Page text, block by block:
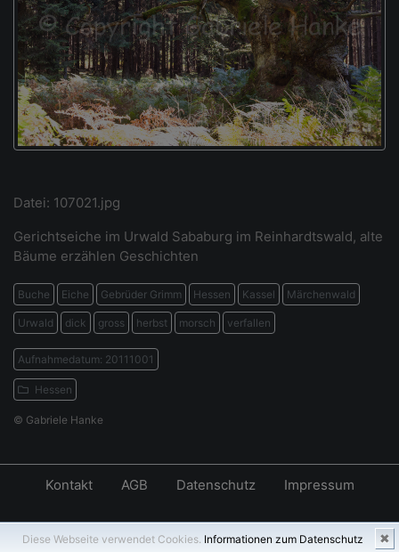
Diese Webseite verwendet Cookies. Informationen zum Datenschutz ✖
Datei: 107021.jpg
Gerichtseiche im Urwald Sababurg im Reinhardtswald, alte
Bäume erzählen Geschichten
Buche Eiche Gebrüder Grimm Hessen Kassel Märchenwald
Urwald dick gross herbst morsch verfallen
Aufnahmedatum: 20111001
Hessen
© Gabriele Hanke
Kontakt AGB Datenschutz Impressum